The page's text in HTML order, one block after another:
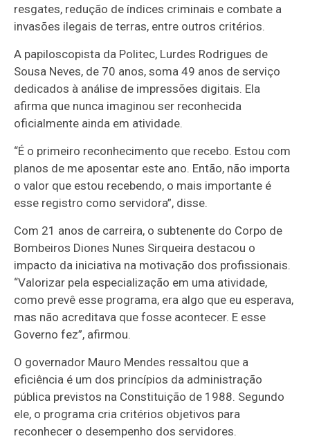
resgates, redução de índices criminais e combate a
invasões ilegais de terras, entre outros critérios.
A papiloscopista da Politec, Lurdes Rodrigues de
Sousa Neves, de 70 anos, soma 49 anos de serviço
dedicados à análise de impressões digitais. Ela
afirma que nunca imaginou ser reconhecida
oficialmente ainda em atividade.
“É o primeiro reconhecimento que recebo. Estou com
planos de me aposentar este ano. Então, não importa
o valor que estou recebendo, o mais importante é
esse registro como servidora”, disse.
Com 21 anos de carreira, o subtenente do Corpo de
Bombeiros Diones Nunes Sirqueira destacou o
impacto da iniciativa na motivação dos profissionais.
“Valorizar pela especialização em uma atividade,
como prevê esse programa, era algo que eu esperava,
mas não acreditava que fosse acontecer. E esse
Governo fez”, afirmou.
O governador Mauro Mendes ressaltou que a
eficiência é um dos princípios da administração
pública previstos na Constituição de 1988. Segundo
ele, o programa cria critérios objetivos para
reconhecer o desempenho dos servidores.